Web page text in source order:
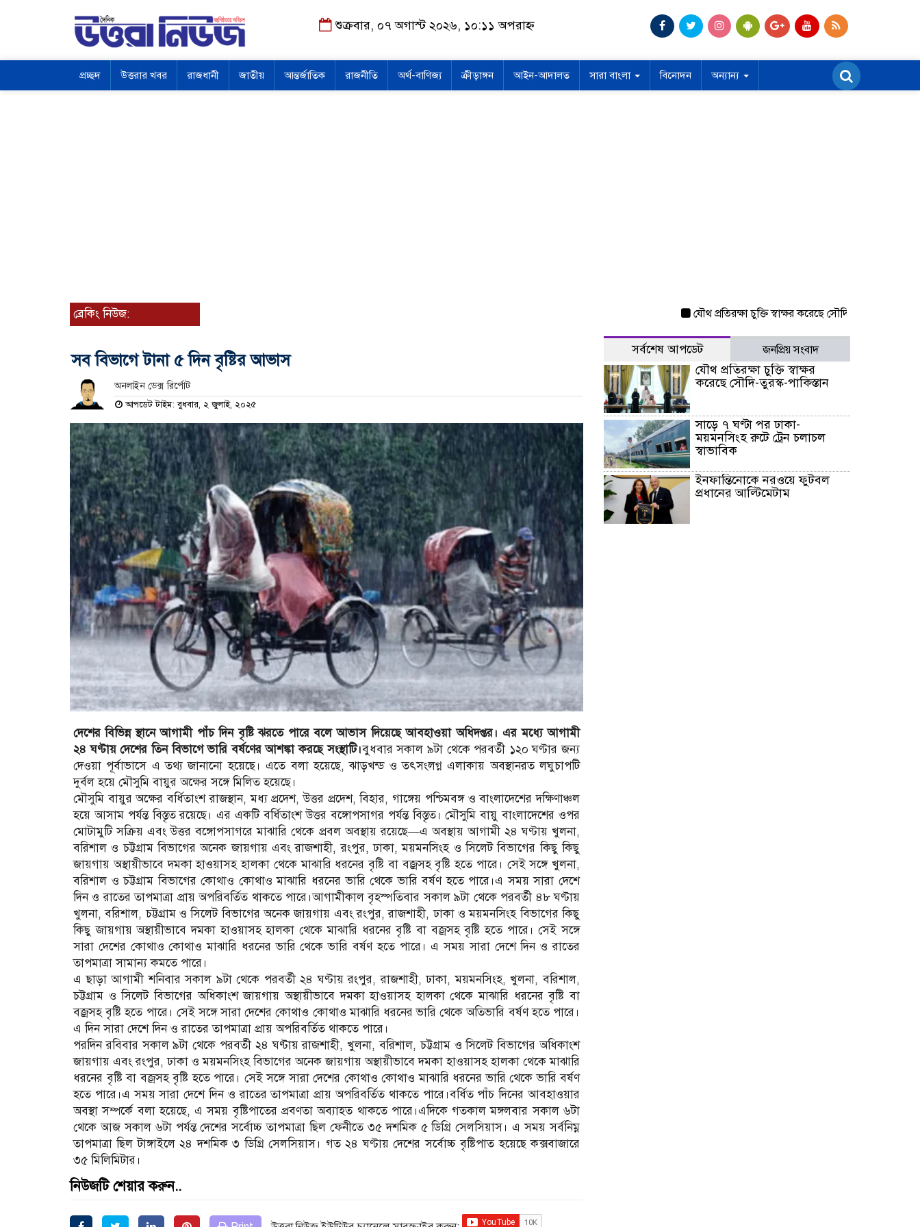
শুক্রবার, ০৭ অগাস্ট ২০২৬, ১০:১১ অপরাহ্ন
প্রচ্ছদ উত্তরার খবর রাজধানী জাতীয় আন্তর্জাতিক রাজনীতি অর্থ-বাণিজ্য ক্রীড়াঙ্গন আইন-আদালত সারা বাংলা বিনোদন অন্যান্য
ব্রেকিং নিউজ: যৌথ প্রতিরক্ষা চুক্তি স্বাক্ষর করেছে সৌদি-তুরস্ক-পাকিস্তান
সব বিভাগে টানা ৫ দিন বৃষ্টির আভাস
অনলাইন ডেক্স রির্পোট
আপডেট টাইম: বুধবার, ২ জুলাই, ২০২৫
দেশের বিভিন্ন স্থানে আগামী পাঁচ দিন বৃষ্টি ঝরতে পারে বলে আভাস দিয়েছে আবহাওয়া অধিদপ্তর। এর মধ্যে আগামী
২৪ ঘণ্টায় দেশের তিন বিভাগে ভারি বর্ষণের আশঙ্কা করছে সংস্থাটি।বুধবার সকাল ৯টা থেকে পরবর্তী ১২০ ঘণ্টার জন্য
দেওয়া পূর্বাভাসে এ তথ্য জানানো হয়েছে। এতে বলা হয়েছে, ঝাড়খন্ড ও তৎসংলগ্ন এলাকায় অবস্থানরত লঘুচাপটি
দুর্বল হয়ে মৌসুমি বায়ুর অক্ষের সঙ্গে মিলিত হয়েছে।
মৌসুমি বায়ুর অক্ষের বর্ধিতাংশ রাজস্থান, মধ্য প্রদেশ, উত্তর প্রদেশ, বিহার, গাঙ্গেয় পশ্চিমবঙ্গ ও বাংলাদেশের দক্ষিণাঞ্চল
হয়ে আসাম পর্যন্ত বিস্তৃত রয়েছে। এর একটি বর্ধিতাংশ উত্তর বঙ্গোপসাগর পর্যন্ত বিস্তৃত। মৌসুমি বায়ু বাংলাদেশের ওপর
মোটামুটি সক্রিয় এবং উত্তর বঙ্গোপসাগরে মাঝারি থেকে প্রবল অবস্থায় রয়েছে—এ অবস্থায় আগামী ২৪ ঘণ্টায় খুলনা,
বরিশাল ও চট্টগ্রাম বিভাগের অনেক জায়গায় এবং রাজশাহী, রংপুর, ঢাকা, ময়মনসিংহ ও সিলেট বিভাগের কিছু কিছু
জায়গায় অস্থায়ীভাবে দমকা হাওয়াসহ হালকা থেকে মাঝারি ধরনের বৃষ্টি বা বজ্রসহ বৃষ্টি হতে পারে। সেই সঙ্গে খুলনা,
বরিশাল ও চট্টগ্রাম বিভাগের কোথাও কোথাও মাঝারি ধরনের ভারি থেকে ভারি বর্ষণ হতে পারে।এ সময় সারা দেশে
দিন ও রাতের তাপমাত্রা প্রায় অপরিবর্তিত থাকতে পারে।আগামীকাল বৃহস্পতিবার সকাল ৯টা থেকে পরবর্তী ৪৮ ঘণ্টায়
খুলনা, বরিশাল, চট্টগ্রাম ও সিলেট বিভাগের অনেক জায়গায় এবং রংপুর, রাজশাহী, ঢাকা ও ময়মনসিংহ বিভাগের কিছু
কিছু জায়গায় অস্থায়ীভাবে দমকা হাওয়াসহ হালকা থেকে মাঝারি ধরনের বৃষ্টি বা বজ্রসহ বৃষ্টি হতে পারে। সেই সঙ্গে
সারা দেশের কোথাও কোথাও মাঝারি ধরনের ভারি থেকে ভারি বর্ষণ হতে পারে। এ সময় সারা দেশে দিন ও রাতের
তাপমাত্রা সামান্য কমতে পারে।
এ ছাড়া আগামী শনিবার সকাল ৯টা থেকে পরবর্তী ২৪ ঘণ্টায় রংপুর, রাজশাহী, ঢাকা, ময়মনসিংহ, খুলনা, বরিশাল,
চট্টগ্রাম ও সিলেট বিভাগের অধিকাংশ জায়গায় অস্থায়ীভাবে দমকা হাওয়াসহ হালকা থেকে মাঝারি ধরনের বৃষ্টি বা
বজ্রসহ বৃষ্টি হতে পারে। সেই সঙ্গে সারা দেশের কোথাও কোথাও মাঝারি ধরনের ভারি থেকে অতিভারি বর্ষণ হতে পারে।
এ দিন সারা দেশে দিন ও রাতের তাপমাত্রা প্রায় অপরিবর্তিত থাকতে পারে।
পরদিন রবিবার সকাল ৯টা থেকে পরবর্তী ২৪ ঘণ্টায় রাজশাহী, খুলনা, বরিশাল, চট্টগ্রাম ও সিলেট বিভাগের অধিকাংশ
জায়গায় এবং রংপুর, ঢাকা ও ময়মনসিংহ বিভাগের অনেক জায়গায় অস্থায়ীভাবে দমকা হাওয়াসহ হালকা থেকে মাঝারি
ধরনের বৃষ্টি বা বজ্রসহ বৃষ্টি হতে পারে। সেই সঙ্গে সারা দেশের কোথাও কোথাও মাঝারি ধরনের ভারি থেকে ভারি বর্ষণ
হতে পারে।এ সময় সারা দেশে দিন ও রাতের তাপমাত্রা প্রায় অপরিবর্তিত থাকতে পারে।বর্ধিত পাঁচ দিনের আবহাওয়ার
অবস্থা সম্পর্কে বলা হয়েছে, এ সময় বৃষ্টিপাতের প্রবণতা অব্যাহত থাকতে পারে।এদিকে গতকাল মঙ্গলবার সকাল ৬টা
থেকে আজ সকাল ৬টা পর্যন্ত দেশের সর্বোচ্চ তাপমাত্রা ছিল ফেনীতে ৩৫ দশমিক ৫ ডিগ্রি সেলসিয়াস। এ সময় সর্বনিম্ন
তাপমাত্রা ছিল টাঙ্গাইলে ২৪ দশমিক ৩ ডিগ্রি সেলসিয়াস। গত ২৪ ঘণ্টায় দেশের সর্বোচ্চ বৃষ্টিপাত হয়েছে কক্সবাজারে
৩৫ মিলিমিটার।
নিউজটি শেয়ার করুন..
সর্বশেষ আপডেট জনপ্রিয় সংবাদ
যৌথ প্রতিরক্ষা চুক্তি স্বাক্ষর
করেছে সৌদি-তুরস্ক-পাকিস্তান
সাড়ে ৭ ঘণ্টা পর ঢাকা-
ময়মনসিংহ রুটে ট্রেন চলাচল
স্বাভাবিক
ইনফান্তিনোকে নরওয়ে ফুটবল
প্রধানের আল্টিমেটাম